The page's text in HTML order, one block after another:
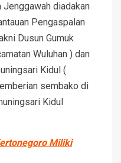
Jenggawah diadakan
Pengaspalan
Dusun Gumuk
Wuluhan ) dan
Kidul (
sembako di
Kidul
Miliki